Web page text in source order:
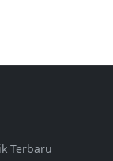
Terbaru